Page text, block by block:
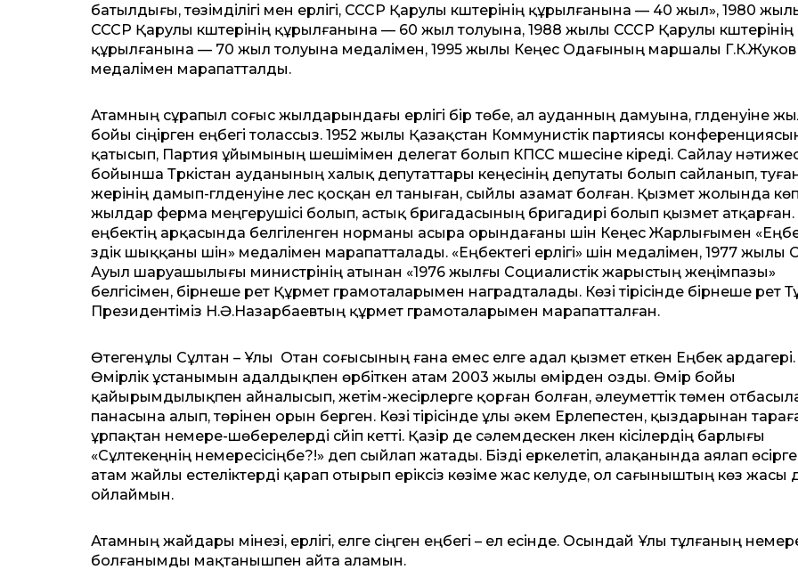
батылдығы, төзімділігі мен ерлігі, СССР Қарулы күштерінің құрылғанына — 40 жыл», 1980
СССР Қарулы күштерінің құрылғанына — 60 жыл толуына, 1988 жылы СССР Қарулы күштерінің
құрылғанына — 70 жыл толуына медалімен, 1995 жылы Кеңес Одағының маршалы Г.К.Жуков
медалімен марапатталды.
Атамның сұрапыл соғыс жылдарындағы ерлігі бір төбе, ал ауданның дамуына, гүлденуіне
бойы сіңірген еңбегі толассыз. 1952 жылы Қазақстан Коммунистік партиясы
қатысып, Партия ұйымының шешімімен делегат болып КПСС мүшесіне кіреді. Сайлау
бойынша Түркістан ауданының халық депутаттары кеңесінің депутаты болып сайланып,
жерінің дамып-гүлденуіне үлес қосқан ел таныған, сыйлы азамат болған. Қызмет жолында
жылдар ферма меңгерушісі болып, астық бригадасының бригадирі болып қызмет
еңбектің арқасында белгіленген норманы асыра орындағаны үшін Кеңес Жарлығымен
үздік шыққаны үшін» медалімен марапатталады. «Еңбектегі ерлігі» үшін медалімен, 1977 жылы
Ауыл шаруашылығы министрінің атынан «1976 жылғы Социалистік жарыстың жеңімпазы»
белгісімен, бірнеше рет Құрмет грамоталарымен наградталады. Көзі тірісінде бірнеше рет
Президентіміз Н.Ә.Назарбаевтың құрмет грамоталарымен марапатталған.
Өтегенұлы Сұлтан – Ұлы Отан соғысының ғана емес елге адал қызмет еткен Еңбек ардагері.
Өмірлік ұстанымын адалдықпен өрбіткен атам 2003 жылы өмірден озды. Өмір бойы
қайырымдылықпен айналысып, жетім-жесірлерге қорған болған, әлеуметтік төмен
панасына алып, төрінен орын берген. Көзі тірісінде ұлы әкем Ерлепестен, қыздарынан
ұрпақтан немере-шөберелерді сүйіп кетті. Қазір де сәлемдескен үлкен кісілердің барлығы
«Сұлтекеңнің немересісіңбе?!» деп сыйлап жатады. Бізді еркелетіп, алақанында аялап
атам жайлы естеліктерді қарап отырып еріксіз көзіме жас келуде, ол сағыныштың көз жасы
ойлаймын.
Атамның жайдары мінезі, ерлігі, елге сіңген еңбегі – ел есінде. Осындай Ұлы тұлғаның
болғанымды мақтанышпен айта аламын.